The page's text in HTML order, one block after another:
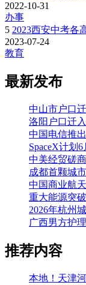
2022-10-31
办事
5 2023西安中考各
2023-07-24
教育
最新发布
广西男方护
推荐内容